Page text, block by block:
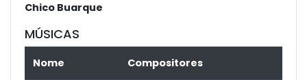
Chico Buarque
MÚSICAS
Nome Compositores